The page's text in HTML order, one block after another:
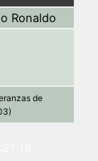
Ronaldo
de